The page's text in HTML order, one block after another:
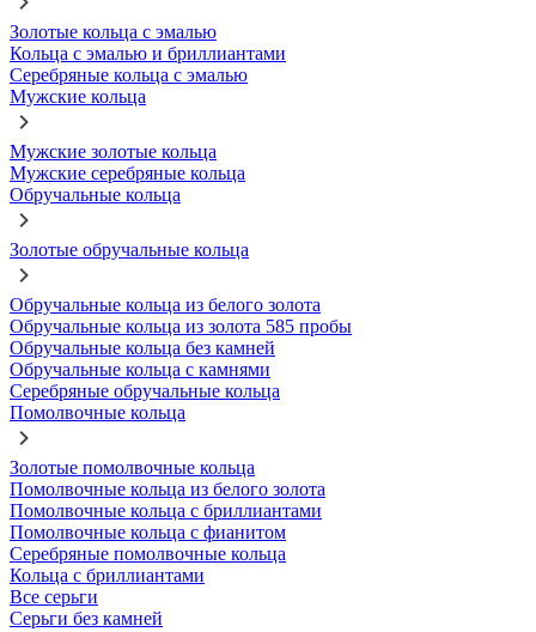
Золотые кольца с эмалью
Кольца с эмалью и бриллиантами
Серебряные кольца с эмалью
Мужские кольца
Мужские золотые кольца
Мужские серебряные кольца
Обручальные кольца
Золотые обручальные кольца
Обручальные кольца из белого золота
Обручальные кольца из золота 585 пробы
Обручальные кольца без камней
Обручальные кольца с камнями
Серебряные обручальные кольца
Помолвочные кольца
Золотые помолвочные кольца
Помолвочные кольца из белого золота
Помолвочные кольца с бриллиантами
Помолвочные кольца с фианитом
Серебряные помолвочные кольца
Кольца с бриллиантами
Все серьги
Серьги без камней